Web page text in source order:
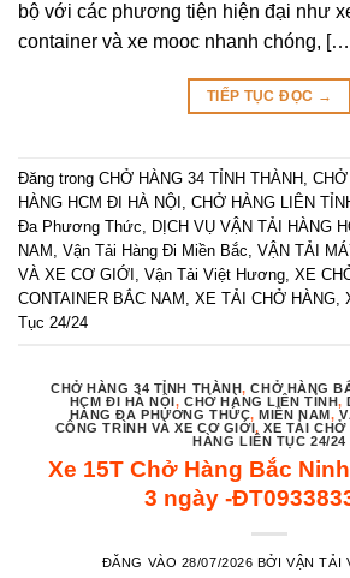
bộ với các phương tiện hiện đại như
container và xe mooc nhanh chóng,
TIẾP TỤC ĐỌC →
Đăng trong CHỞ HÀNG 34 TỈNH THÀNH
HÀNG HCM ĐI HÀ NỘI CHỞ HÀNG LIÊN
Đa Phương Thức
DỊCH VỤ VẬN TẢI HÀNG
NAM Vận Tải Hàng Đi Miền Bắc VẬN TẢI
VÀ XE CƠ GIỚI Vận Tải Việt Hương XE
CONTAINER BẮC NAM XE TẢI CHỞ HÀNG
Tục 24/24
CHỞ HÀNG 34 TỈNH THÀNH,CHỞ HÀNG
HCM ĐI HÀ NỘI,CHỞ HÀNG LIÊN TỈNH,
HÀNG ĐA PHƯƠNG THỨC, MIỀN NAM ,
CÔNG TRÌNH VÀ XE CƠ GIỚI,XE TẢI CHỞ
HÀNG LIÊN TỤC 24/24
Xe 15T Chở Hàng Bắc
3 ngày -
ĐĂNG VÀO 28/07/2026 BỞIVẬN TẢI